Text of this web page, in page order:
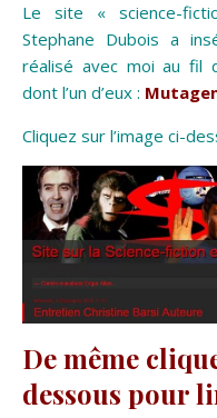
Le site « science-
Stephane Dubois a
réalisé avec moi au fil
dont l’un d’eux :
Cliquez sur l’image ci-
De même
dessous pour